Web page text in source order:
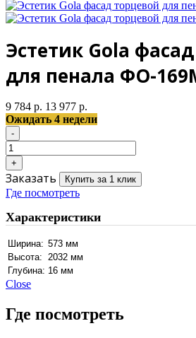
Эстетик Gola
для пенала ФО-
9 784 р. 13 977 р.
Ожидать 4 недели
Заказать Купить за 1 клик
Где посмотреть
Характеристики
Ширина: 573 мм
Высота:
2032 мм
Глубина: 16 мм
Close
Где посмотреть